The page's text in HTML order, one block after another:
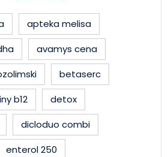
apteka melisa
avamys cena
betaserc
b12
detox
dicloduo combi
enterol 250